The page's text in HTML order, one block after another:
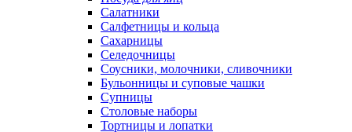
Салатники
Салфетницы и кольца
Сахарницы
Селедочницы
Соусники, молочники, сливочники
Бульонницы и суповые чашки
Супницы
Столовые наборы
Тортницы и лопатки